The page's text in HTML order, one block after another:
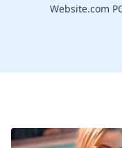
Website.com